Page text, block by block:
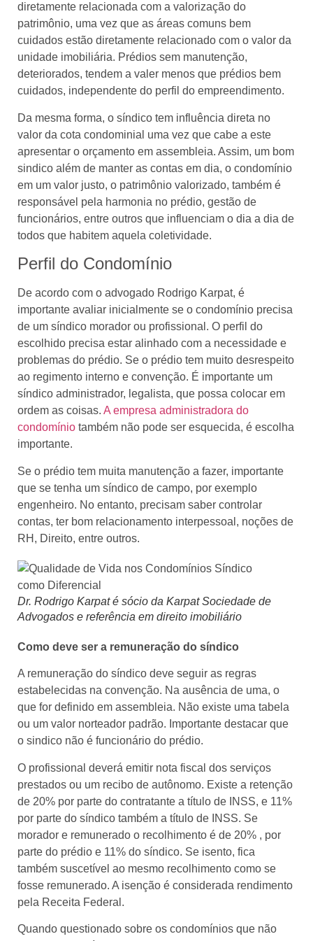
diretamente relacionada com a valorização do
patrimônio, uma vez que as áreas comuns bem
cuidados estão diretamente relacionado com o valor da
unidade imobiliária. Prédios sem manutenção,
deteriorados, tendem a valer menos que prédios bem
cuidados, independente do perfil do empreendimento.
Da mesma forma, o síndico tem influência direta no
valor da cota condominial uma vez que cabe a este
apresentar o orçamento em assembleia. Assim, um bom
sindico além de manter as contas em dia, o condomínio
em um valor justo, o patrimônio valorizado, também é
responsável pela harmonia no prédio, gestão de
funcionários, entre outros que influenciam o dia a dia de
todos que habitem aquela coletividade.
Perfil do Condomínio
De acordo com o advogado Rodrigo Karpat, é
importante avaliar inicialmente se o condomínio precisa
de um síndico morador ou profissional. O perfil do
escolhido precisa estar alinhado com a necessidade e
problemas do prédio. Se o prédio tem muito desrespeito
ao regimento interno e convenção. É importante um
síndico administrador, legalista, que possa colocar em
ordem as coisas. A empresa administradora do
condomínio também não pode ser esquecida, é escolha
importante.
Se o prédio tem muita manutenção a fazer, importante
que se tenha um síndico de campo, por exemplo
engenheiro. No entanto, precisam saber controlar
contas, ter bom relacionamento interpessoal, noções de
RH, Direito, entre outros.
Dr. Rodrigo Karpat é sócio da Karpat Sociedade de
Advogados e referência em direito imobiliário
Como deve ser a remuneração do síndico
A remuneração do síndico deve seguir as regras
estabelecidas na convenção. Na ausência de uma, o
que for definido em assembleia. Não existe uma tabela
ou um valor norteador padrão. Importante destacar que
o sindico não é funcionário do prédio.
O profissional deverá emitir nota fiscal dos serviços
prestados ou um recibo de autônomo. Existe a retenção
de 20% por parte do contratante a título de INSS, e 11%
por parte do síndico também a título de INSS. Se
morador e remunerado o recolhimento é de 20% , por
parte do prédio e 11% do síndico. Se isento, fica
também suscetível ao mesmo recolhimento como se
fosse remunerado. A isenção é considerada rendimento
pela Receita Federal.
Quando questionado sobre os condomínios que não